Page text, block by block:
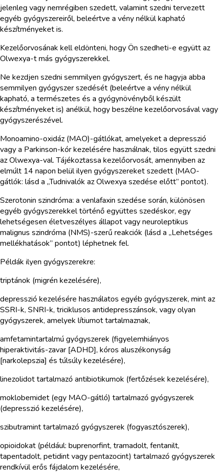
jelenleg vagy nemrégiben szedett, valamint szedni tervezett
egyéb gyógyszereiről, beleértve a vény nélkül kapható
készítményeket is.
Kezelőorvosának kell eldönteni, hogy Ön szedheti-e együtt az
Olwexya-t más gyógyszerekkel.
Ne kezdjen szedni semmilyen gyógyszert, és ne hagyja abba
semmilyen gyógyszer szedését (beleértve a vény nélkül
kapható, a természetes és a gyógynövényből készült
készítményeket is) anélkül, hogy beszélne kezelőorvosával vagy
gyógyszerészével.
Monoamino-oxidáz (MAO)-gátlókat, amelyeket a depresszió
vagy a Parkinson-kór kezelésére használnak, tilos együtt szedni
az Olwexya-val. Tájékoztassa kezelőorvosát, amennyiben az
elmúlt 14 napon belül ilyen gyógyszereket szedett (MAO-
gátlók: lásd a „Tudnivalók az Olwexya szedése előtt” pontot).
Szerotonin szindróma: a venlafaxin szedése során, különösen
egyéb gyógyszerekkel történő együttes szedéskor, egy
lehetségesen életveszélyes állapot vagy neuroleptikus
malignus szindróma (NMS)-szerű reakciók (lásd a „Lehetséges
mellékhatások” pontot) léphetnek fel.
Példák ilyen gyógyszerekre:
triptánok (migrén kezelésére),
depresszió kezelésére használatos egyéb gyógyszerek, mint az
SSRI-k, SNRI-k, triciklusos antidepresszánsok, vagy olyan
gyógyszerek, amelyek lítiumot tartalmaznak,
amfetamintartalmú gyógyszerek (figyelemhiányos
hiperaktivitás-zavar [ADHD], kóros aluszékonyság
[narkolepszia] és túlsúly kezelésére),
linezolidot tartalmazó antibiotikumok (fertőzések kezelésére),
moklobemidet (egy MAO-gátló) tartalmazó gyógyszerek
(depresszió kezelésére),
szibutramint tartalmazó gyógyszerek (fogyasztószerek),
opioidokat (például: buprenorfint, tramadolt, fentanilt,
tapentadolt, petidint vagy pentazocint) tartalmazó gyógyszerek
rendkívül erős fájdalom kezelésére,